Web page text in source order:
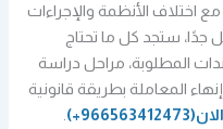
اختلاف الأنظمة والإجراءات
جدًا، ستجد كل ما تحتاج
المطلوبة، مراحل دراسة
المعاملة بطريقة قانونية
(966563412473+)